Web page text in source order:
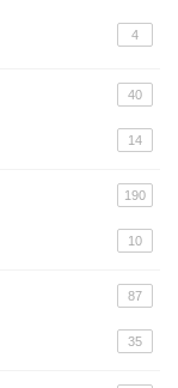
4
40
14
190
10
87
35